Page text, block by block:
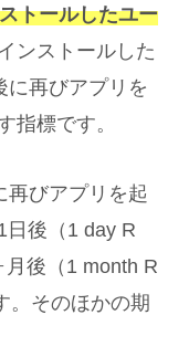
トールしたユー
ンストールした
に再びアプリを
指標です。
再びアプリを起
日後（1 day R
後（1 month R
。そのほかの期